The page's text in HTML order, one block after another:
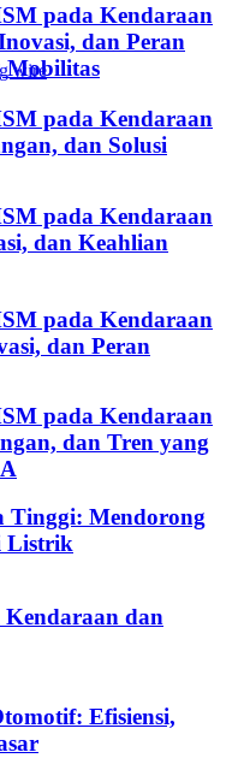
pada Kendaraan
dan Peran
Mobilitas
pada Kendaraan
dan Solusi
pada Kendaraan
dan Keahlian
pada Kendaraan
dan Peran
pada Kendaraan
dan Tren yang
Tinggi: Mendorong
Listrik
dan
Efisiensi,